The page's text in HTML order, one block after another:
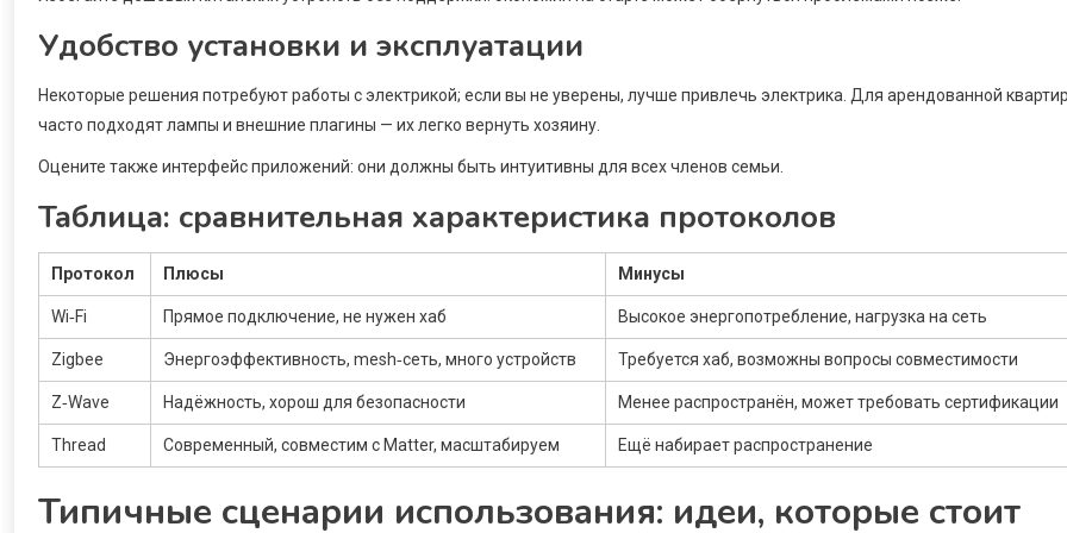
Удобство установки и эксплуатации
Некоторые решения потребуют работы с электрикой; если вы не уверены, лучше привлечь электрика. Для арендованной
часто подходят лампы и внешние плагины — их легко вернуть хозяину.
Оцените также интерфейс приложений: они должны быть интуитивны для всех членов семьи.
Таблица: сравнительная характеристика протоколов
Протокол Плюсы Минусы
Wi‑Fi Прямое подключение, не нужен хаб Высокое энергопотребление, нагрузка на сеть
Zigbee Энергоэффективность, mesh‑сеть, много устройств Требуется хаб, возможны вопросы совместимости
Z‑Wave Надёжность, хорош для безопасности Менее распространён, может требовать сертификации
Thread Современный, совместим с Matter, масштабируем Ещё набирает распространение
Типичные сценарии использования: идеи, которые стоит